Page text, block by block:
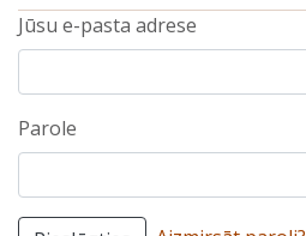
Jūsu e-pasta adrese
Parole